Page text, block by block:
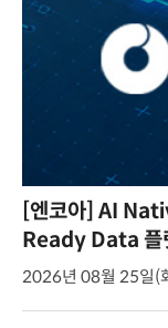
[엔코아] AI
Ready Data 플
2026년 08월 25일(